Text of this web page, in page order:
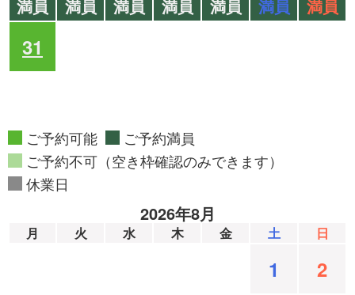
満員 満員 満員 満員 満員 満員 満員
31
ご予約可能
ご予約満員
ご予約不可（空き枠確認のみできます）
休業日
2026年8月
月 火 水 木 金 土 日
1
2